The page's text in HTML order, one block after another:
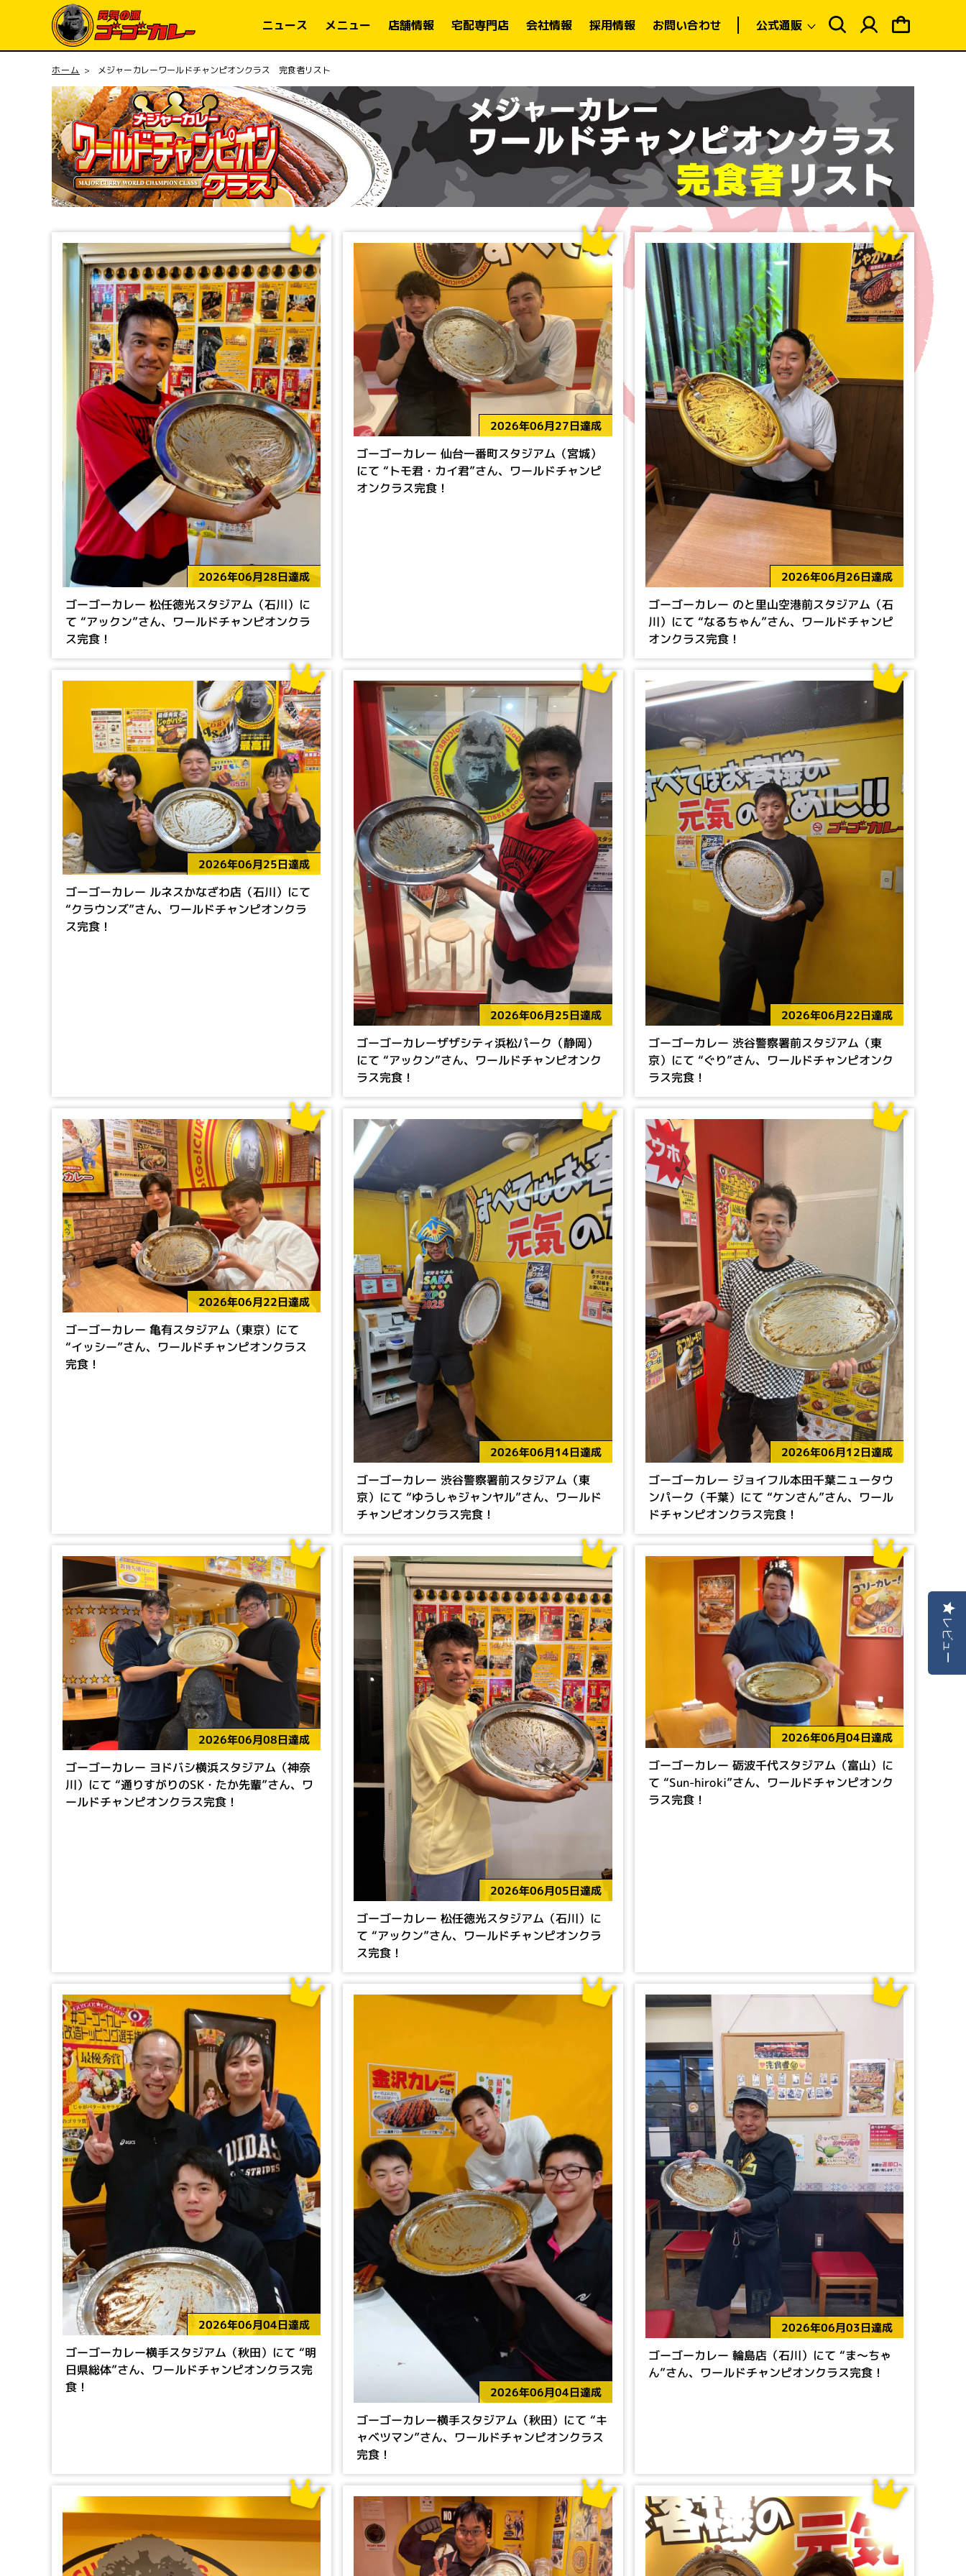
ンツに
ニュース メニュー 店舗情報 宅配専門店 会社情報 採用情報 お問い合わせ 公式通販
グ
イ
ン
カ
ト
ホーム メジャーカレーワールドチャンピオンクラス 完食者リスト
2026年06月28日達成
ゴーゴーカレー 松任徳光スタジアム（石川）に
て “アックン”さん、ワールドチャンピオンクラ
ス完食！
2026年06月27日達成
ゴーゴーカレー 仙台一番町スタジアム（宮城）
にて “トモ君・カイ君”さん、ワールドチャンピ
オンクラス完食！
2026年06月26日達成
ゴーゴーカレー のと里山空港前スタジアム（石
川）にて “なるちゃん”さん、ワールドチャンピ
オンクラス完食！
2026年06月25日達成
ゴーゴーカレー ルネスかなざわ店（石川）にて
“クラウンズ”さん、ワールドチャンピオンクラ
ス完食！
2026年06月25日達成
ゴーゴーカレーザザシティ浜松パーク（静岡）
にて “アックン”さん、ワールドチャンピオンク
ラス完食！
2026年06月22日達成
ゴーゴーカレー 渋谷警察署前スタジアム（東
京）にて “ぐり”さん、ワールドチャンピオンク
ラス完食！
2026年06月22日達成
ゴーゴーカレー 亀有スタジアム（東京）にて
“イッシー”さん、ワールドチャンピオンクラス
完食！
2026年06月14日達成
ゴーゴーカレー 渋谷警察署前スタジアム（東
京）にて “ゆうしゃジャンヤル”さん、ワールド
チャンピオンクラス完食！
2026年06月12日達成
ゴーゴーカレー ジョイフル本田千葉ニュータウ
ンパーク（千葉）にて “ケンさん”さん、ワール
ドチャンピオンクラス完食！
2026年06月08日達成
ゴーゴーカレー ヨドバシ横浜スタジアム（神奈
川）にて “通りすがりのSK・たか先輩”さん、ワ
ールドチャンピオンクラス完食！
2026年06月05日達成
ゴーゴーカレー 松任徳光スタジアム（石川）に
て “アックン”さん、ワールドチャンピオンクラ
ス完食！
2026年06月04日達成
ゴーゴーカレー 砺波千代スタジアム（富山）に
て “Sun-hiroki”さん、ワールドチャンピオンク
ラス完食！
2026年06月04日達成
ゴーゴーカレー横手スタジアム（秋田）にて “明
日県総体”さん、ワールドチャンピオンクラス完
食！ 2026年06月04日達成
ゴーゴーカレー横手スタジアム（秋田）にて “キ
ャベツマン”さん、ワールドチャンピオンクラス
完食！
2026年06月03日達成
ゴーゴーカレー 輪島店（石川）にて “ま～ちゃ
ん”さん、ワールドチャンピオンクラス完食！
レビュー